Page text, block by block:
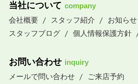
当社について company
会社概要
スタッフ紹介 お知らせ
スタッフブログ
個人情報保護方針
お問い合わせ inquiry
メールで問い合わせ
ご来店予約